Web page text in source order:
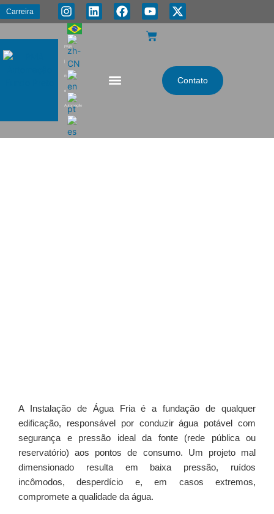
Carreira
PMA
Energia
e
Automação
Contato
A Instalação de Água Fria é a fundação de qualquer
edificação, responsável por conduzir água potável com
segurança e pressão ideal da fonte (rede pública ou
reservatório) aos pontos de consumo. Um projeto mal
dimensionado resulta em baixa pressão, ruídos
incômodos, desperdício e, em casos extremos,
compromete a qualidade da água.